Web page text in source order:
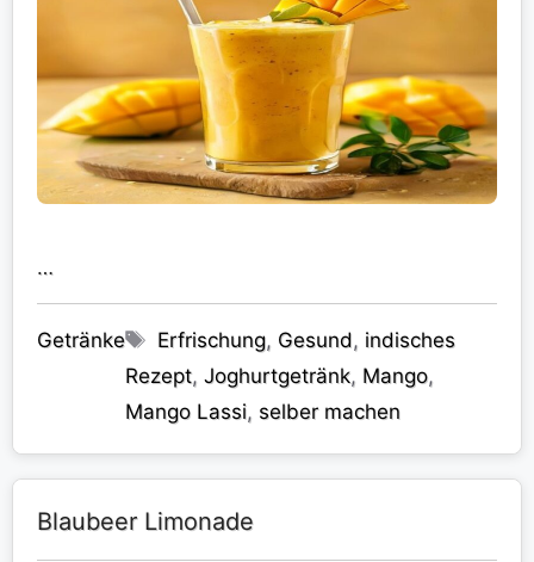
…
Kategorien
Getränke Schlagwörter
Erfrischung, Gesund, indisches
Rezept, Joghurtgetränk, Mango,
Mango Lassi, selber machen
Blaubeer Limonade